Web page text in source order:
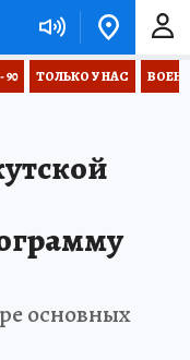
ТОЛЬКО У НАС
основных